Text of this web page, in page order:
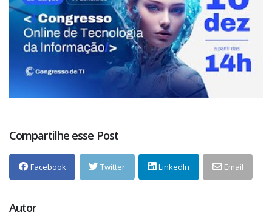
Compartilhe esse Post
Facebook Twitter LinkedIn Email
Autor